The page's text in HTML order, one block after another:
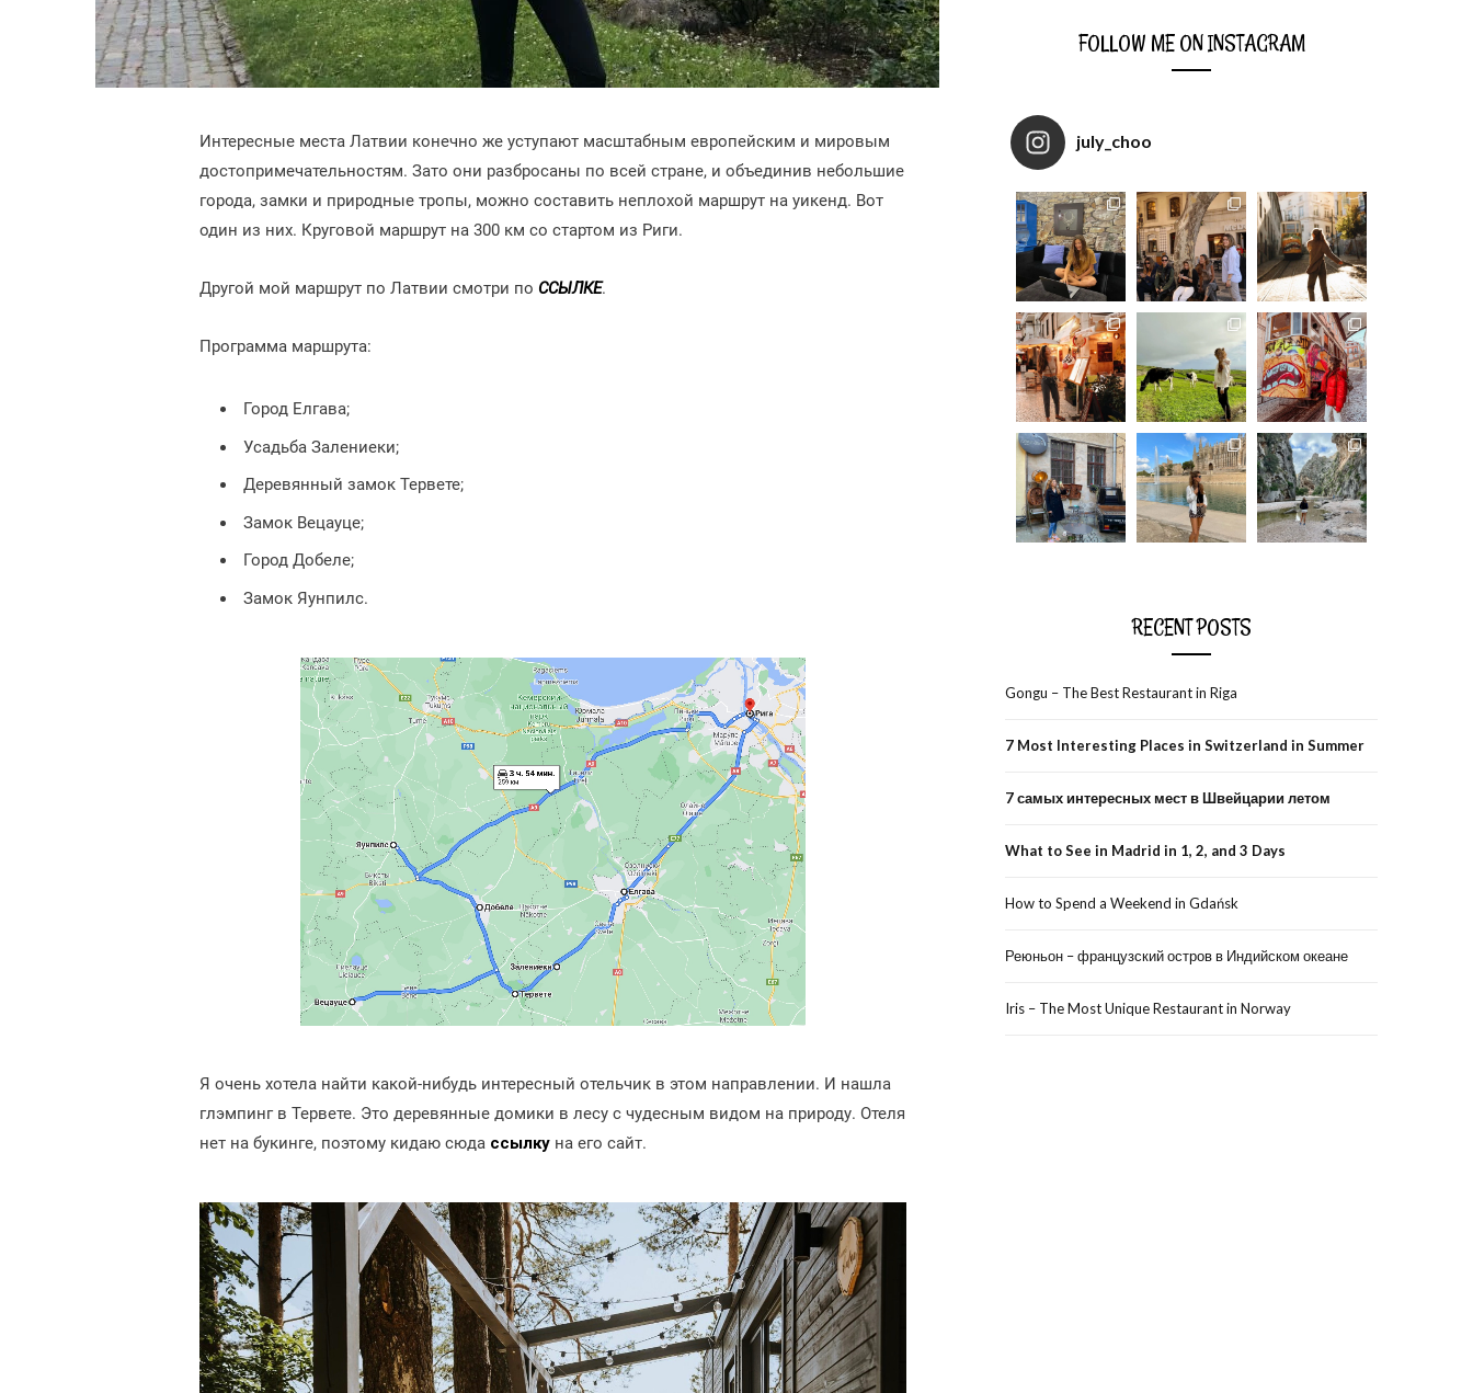
Интересные места Латвии конечно же уступают масштабным европейским и мировым
достопримечательностям. Зато они разбросаны по всей стране, и объединив небольшие
города, замки и природные тропы, можно составить неплохой маршрут на уикенд. Вот
один из них. Круговой маршрут на 300 км со стартом из Риги.
Другой мой маршрут по Латвии смотри по ССЫЛКЕ.
Программа маршрута:
Город Елгава;
Усадьба Залениеки;
Деревянный замок Тервете;
Замок Вецауце;
Город Добеле;
Замок Яунпилс.
Я очень хотела найти какой-нибудь интересный отельчик в этом направлении. И нашла
глэмпинг в Тервете. Это деревянные домики в лесу с чудесным видом на природу. Отеля
нет на букинге, поэтому кидаю сюда ссылкуна его сайт.
FOLLOW ME ON INSTAGRAM
july_choo
RECENT POSTS
Gongu – The Best Restaurant in Riga
7 Most Interesting Places in Switzerland in Summer
7 самых интересных мест в Швейцарии летом
What to See in Madrid in 1, 2, and 3 Days
How to Spend a Weekend in Gdańsk
Реюньон – французский остров в Индийском океане
Iris – The Most Unique Restaurant in Norway